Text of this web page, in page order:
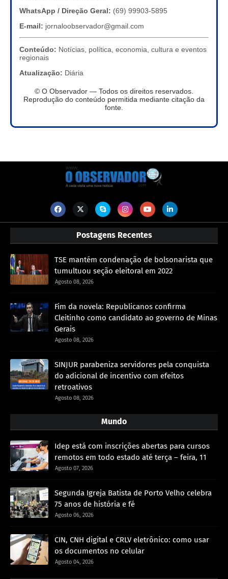
WhatsApp / Direção Geral: (69) 99903-5895
E-mail: jornaloobservador@gmail.com
Conteúdo: Notícias, política, economia, cultura e eventos
regionais
Atualização: Diária
© O Observador — Todos os direitos reservados.
Reprodução do conteúdo permitida mediante citação da
fonte.
Postagens Recentes
TSE mantém condenação de bolsonarista que
tumultuou seção eleitoral em 2022
Agosto 08, 2026
Fim da novela: Republicanos confirma
Cleitinho como candidato ao governo de Minas
Gerais
Agosto 08, 2026
SINJUR parabeniza servidores pela conquista
do adicional de incentivo com efeitos
retroativos
Agosto 08, 2026
Mundo
Idep está com inscrições abertas para cursos
remotos em todo estado até terça – feira, 11
Agosto 07, 2026
Segunda Igreja Batista de Porto Velho celebra
75 anos de história e fé
Agosto 06, 2026
CIN, CNH digital e CRLV eletrônico: como usar
os documentos no celular
Agosto 04, 2026